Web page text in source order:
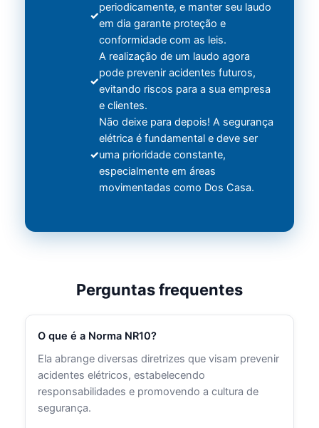
periodicamente, e manter seu laudo
em dia garante proteção e
conformidade com as leis.
A realização de um laudo agora
pode prevenir acidentes futuros,
evitando riscos para a sua empresa
e clientes.
Não deixe para depois! A segurança
elétrica é fundamental e deve ser
uma prioridade constante,
especialmente em áreas
movimentadas como Dos Casa.
Perguntas frequentes
O que é a Norma NR10?
Ela abrange diversas diretrizes que visam prevenir
acidentes elétricos, estabelecendo
responsabilidades e promovendo a cultura de
segurança.